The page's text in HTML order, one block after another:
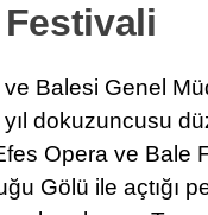
Balesi Genel
yıl dokuzuncusu
Opera ve Bale
Gölü ile açtığı